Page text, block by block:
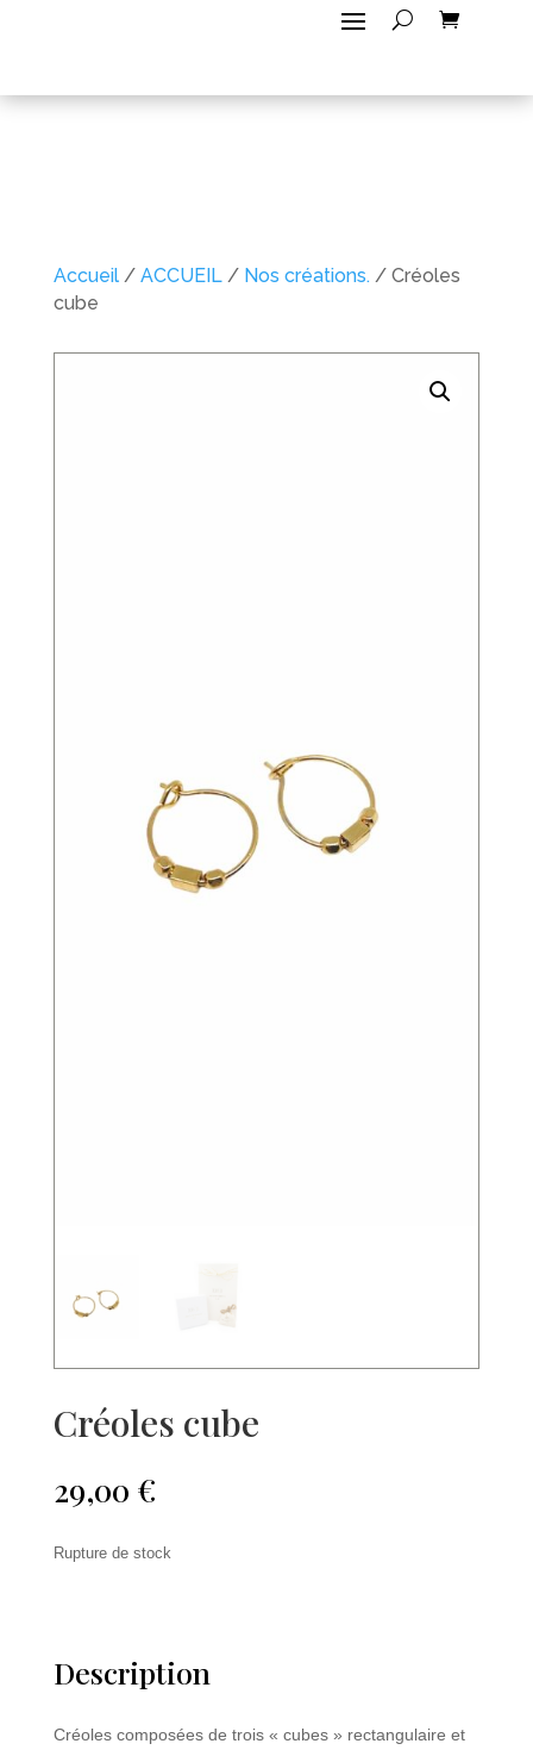
Accueil/ ACCUEIL/ Nos créations./ Créoles
cube
Créoles cube
29,00 €
Rupture de stock
Description
Créoles composées de trois « cubes » rectangulaire et